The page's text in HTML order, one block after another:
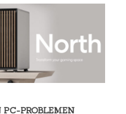
PC-PROBLEMEN